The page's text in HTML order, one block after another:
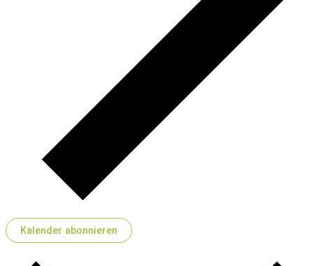
Kalender abonnieren